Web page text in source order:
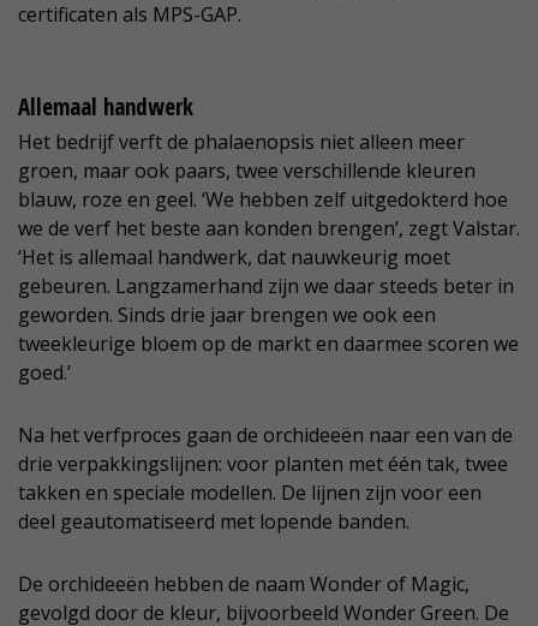
certificaten als MPS-GAP.
Allemaal handwerk
Het bedrijf verft de phalaenopsis niet alleen meer
groen, maar ook paars, twee verschillende kleuren
blauw, roze en geel. ‘We hebben zelf uitgedokterd hoe
we de verf het beste aan konden brengen’, zegt Valstar.
‘Het is allemaal handwerk, dat nauwkeurig moet
gebeuren. Langzamerhand zijn we daar steeds beter in
geworden. Sinds drie jaar brengen we ook een
tweekleurige bloem op de markt en daarmee scoren we
goed.’
Na het verfproces gaan de orchideeën naar een van de
drie verpakkingslijnen: voor planten met één tak, twee
takken en speciale modellen. De lijnen zijn voor een
deel geautomatiseerd met lopende banden.
De orchideeën hebben de naam Wonder of Magic,
gevolgd door de kleur, bijvoorbeeld Wonder Green. De